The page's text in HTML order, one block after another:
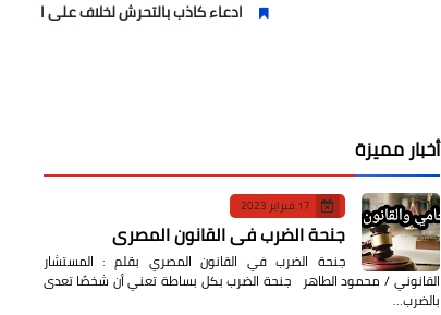
ادعاء كاذب بالتحرش لخلاف على الأجرة وصحفية
أخبار مميزة
17 فبراير 2023
جنحة الضرب في القانون المصري
جنحة الضرب في القانون المصري بقلم : المستشار
القانوني / محمود الطاهر جنحة الضرب بكل بساطة تعني أن شخصًا تعدى
بالضرب…